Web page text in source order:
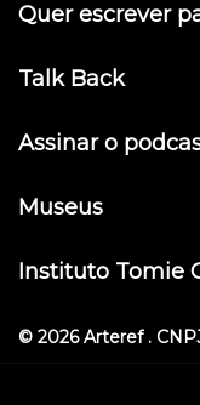
Quer escrever
Talk Back
Assinar o
Museus
Instituto Tomie
© 2026 Arteref .